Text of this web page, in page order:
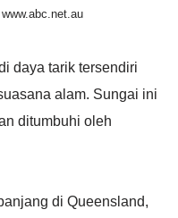
daya tarik tersendiri
alam. Sungai ini
ditumbuhi oleh
di Queensland,